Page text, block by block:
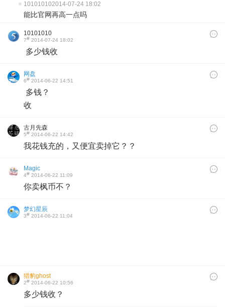
101010102014-07-24 18:02
能比官网再高一点吗
10101010
7# 2014-07-24 18:02
多少钱收
网盘
6# 2014-06-22 14:51
多钱？
收
古月先森
5# 2014-06-22 14:42
我花钱充的，又便宜卖掉它？？
Magic
4# 2014-06-22 11:09
你卖枫币不？
梦幻星辰
3# 2014-06-22 11:04
猎豹ghost
2# 2014-06-22 10:56
多少钱收？